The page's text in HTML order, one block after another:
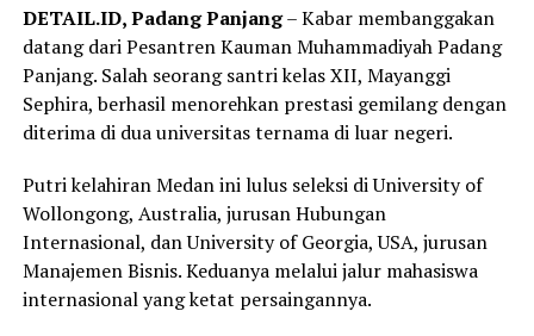
DETAIL.ID, Padang Panjang– Kabar membanggakan
datang dari Pesantren Kauman Muhammadiyah Padang
Panjang. Salah seorang santri kelas XII, Mayanggi
Sephira, berhasil menorehkan prestasi gemilang dengan
diterima di dua universitas ternama di luar negeri.
Putri kelahiran Medan ini lulus seleksi di University of
Wollongong, Australia, jurusan Hubungan
Internasional, dan University of Georgia, USA, jurusan
Manajemen Bisnis. Keduanya melalui jalur mahasiswa
internasional yang ketat persaingannya.